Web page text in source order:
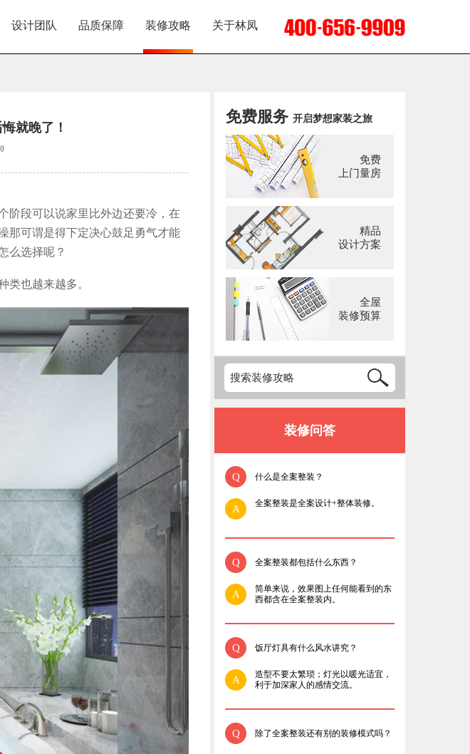
设计团队 品质保障 装修攻略 关于林凤
就晚了！
阶段可以说家里比外边还要冷，在
那可谓是得下定决心鼓足勇气才能
么选择呢？
类也越来越多。
免费服务 开启梦想家装之旅
免费
上门量房
精品
设计方案
全屋
装修预算
装修问答
Q 什么是全案整装？
A 全案整装是全案设计+整体装修。
Q 全案整装都包括什么东西？
A
简单来说，效果图上任何能看到的东
西都含在全案整装内。
Q 饭厅灯具有什么风水讲究？
A
造型不要太繁琐；灯光以暖光适宜，
利于加深家人的感情交流。
Q 除了全案整装还有别的装修模式吗？